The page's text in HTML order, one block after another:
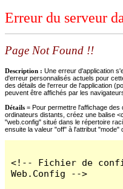
Erreur du serveur
Page Not Found !!
Description : Une erreur d'application
d'erreur personnalisés actuels pour
des détails de l'erreur de l'application
peuvent être affichés par les
Détails = Pour permettre l'affichage
ordinateurs distants, créez une balise
"web.config" situé dans le répertoire
ensuite la valeur "off" à l'attribut "mode"
<!-- Fichier de
Web.Config -->